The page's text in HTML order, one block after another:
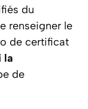
du
renseigner le
de certificat
la
de